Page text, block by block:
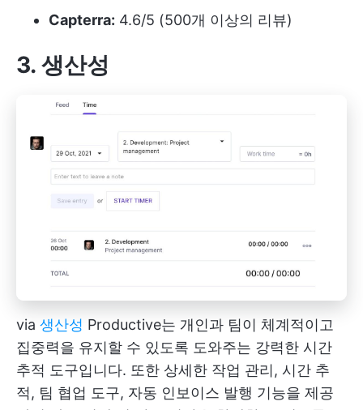
Capterra: 4.6/5 (500개 이상의 리뷰)
3. 생산성
via 생산성 Productive는 개인과 팀이 체계적이고
집중력을 유지할 수 있도록 도와주는 강력한 시간
추적 도구입니다. 또한 상세한 작업 관리, 시간 추
적, 팀 협업 도구, 자동 인보이스 발행 기능을 제공